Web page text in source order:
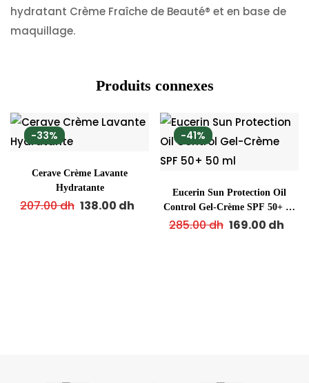
hydratant Crème Fraîche de Beauté® et en base de
maquillage.
Produits connexes
-33%
Cerave Crème Lavante
Hydratante
207.00dh 138.00 dh
-41%
Eucerin Sun Protection Oil
Control Gel-Crème SPF 50+ 50
ml
285.00dh 169.00 dh